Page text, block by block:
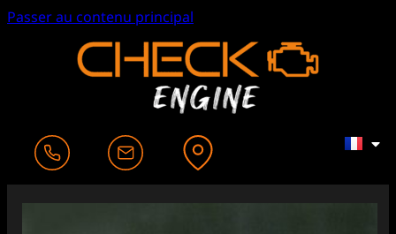
Passer au contenu principal